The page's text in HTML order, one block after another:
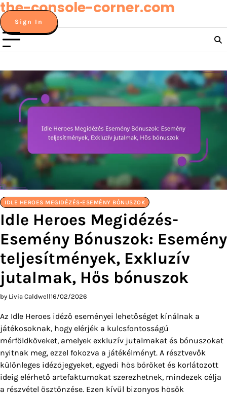
Skip
to
content
the-console-corner.com
Sign In
IDLE HEROES MEGIDÉZÉS-ESEMÉNY BÓNUSZOK
Idle Heroes Megidézés-
Esemény Bónuszok: Esemény
teljesítmények, Exkluzív
jutalmak, Hős bónuszok
by Livia Caldwell16/02/2026
Az Idle Heroes idéző eseményei lehetőséget kínálnak a
játékosoknak, hogy elérjék a kulcsfontosságú
mérföldköveket, amelyek exkluzív jutalmakat és bónuszokat
nyitnak meg, ezzel fokozva a játékélményt. A résztvevők
különleges idézőjegyeket, egyedi hős bőröket és korlátozott
ideig elérhető artefaktumokat szerezhetnek, mindezek célja
a részvétel ösztönzése. Ezen kívül bizonyos hősök